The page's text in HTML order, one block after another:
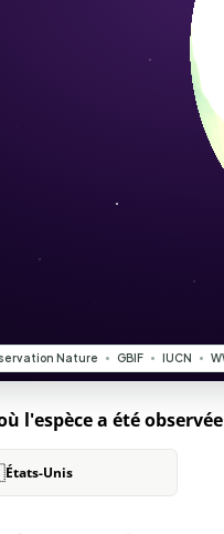
l'espèce a été observée
États-Unis